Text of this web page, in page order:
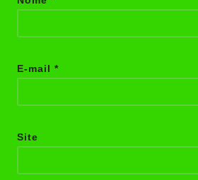
E-mail *
Site